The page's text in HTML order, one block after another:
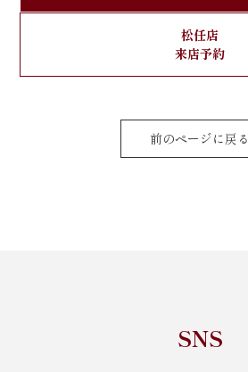
松任店
来店予約
前のページに戻る
SNS